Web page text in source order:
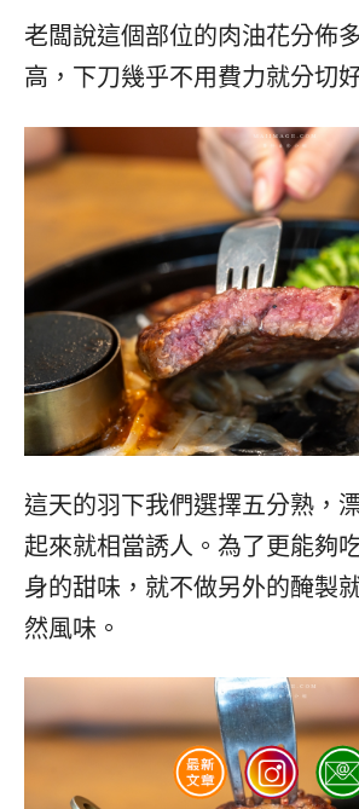
老闆說這個部位的肉油花分佈
高，下刀幾乎不用費力就分切
這天的羽下我們選擇五分熟，
起來就相當誘人。為了更能夠
身的甜味，就不做另外的醃製
然風味。